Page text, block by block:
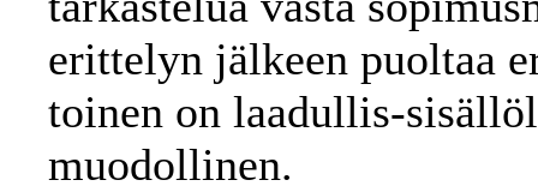
erittelyn jälkeen puoltaa
toinen on laadullis-
muodollinen.